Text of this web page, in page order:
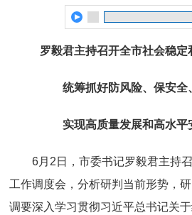
罗毅君主持召开全市社会稳定
统筹抓好防风险、保安全
实现高质量发展和高水平
6月2日，市委书记罗毅君主持
工作调度会，分析研判当前形势，
调要深入学习贯彻习近平总书记关